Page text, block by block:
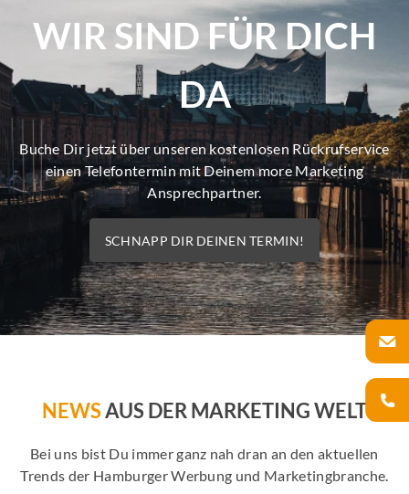
WIR SIND FÜR DICH
DA
Buche Dir jetzt über unseren kostenlosen Rückrufservice
einen Telefontermin mit Deinem more Marketing
Ansprechpartner.
SCHNAPP DIR DEINEN TERMIN!
NEWSAUS DER MARKETING WELT
Bei uns bist Du immer ganz nah dran an den aktuellen
Trends der Hamburger Werbung und Marketingbranche.